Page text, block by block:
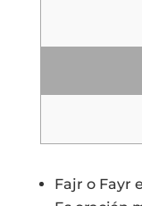
Fajr o Fayr